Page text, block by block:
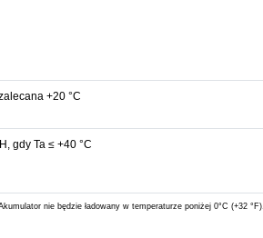
+20 °C
gdy Ta ≤ +40 °C
nie będzie ładowany w temperaturze poniżej 0°C (+32 °F).